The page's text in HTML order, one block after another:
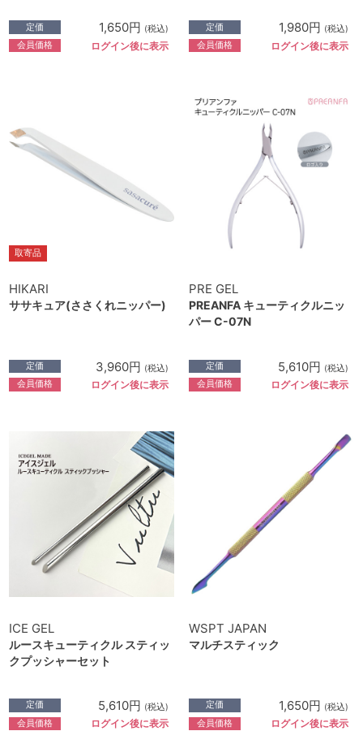
定価 1,650円 (税込)
会員価格 ログイン後に表示
定価 1,980円 (税込)
会員価格 ログイン後に表示
取寄品
HIKARI
ササキュア(ささくれニッパー)
定価 3,960円 (税込)
会員価格 ログイン後に表示
PRE GEL
PREANFA キューティクルニッ
パー C-07N
定価 5,610円 (税込)
会員価格 ログイン後に表示
ICE GEL
ルースキューティクル スティッ
クプッシャーセット
定価 5,610円 (税込)
会員価格 ログイン後に表示
WSPT JAPAN
マルチスティック
定価 1,650円 (税込)
会員価格 ログイン後に表示